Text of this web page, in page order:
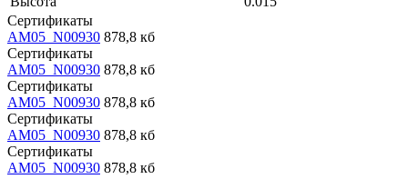
Сертификаты
AM05_N00930 878,8 кб
Сертификаты
AM05_N00930 878,8 кб
Сертификаты
AM05_N00930 878,8 кб
Сертификаты
AM05_N00930 878,8 кб
Сертификаты
AM05_N00930 878,8 кб